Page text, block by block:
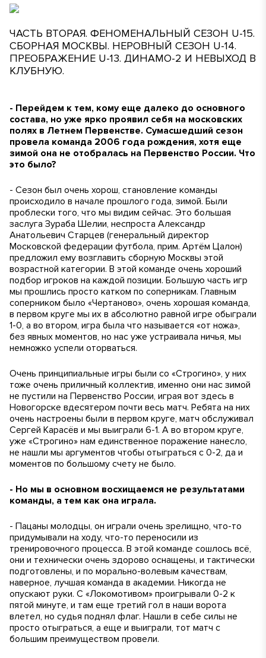
ЧАСТЬ ВТОРАЯ. ФЕНОМЕНАЛЬНЫЙ СЕЗОН U-15.
СБОРНАЯ МОСКВЫ. НЕРОВНЫЙ СЕЗОН U-14.
ПРЕОБРАЖЕНИЕ U-13. ДИНАМО-2 И НЕВЫХОД В
КЛУБНУЮ.
- Перейдем к тем, кому еще далеко до основного
состава, но уже ярко проявил себя на московских
полях в Летнем Первенстве. Сумасшедший сезон
провела команда 2006 года рождения, хотя еще
зимой она не отобралась на Первенство России. Что
это было?
- Сезон был очень хорош, становление команды
происходило в начале прошлого года, зимой. Были
проблески того, что мы видим сейчас. Это большая
заслуга Зураба Шелии, неспроста Александр
Анатольевич Старцев (генеральный директор
Московской федерации футбола, прим. Артём Цалон)
предложил ему возглавить сборную Москвы этой
возрастной категории. В этой команде очень хороший
подбор игроков на каждой позиции. Большую часть игр
мы прошлись просто катком по соперникам. Главным
соперником было «Чертаново», очень хорошая команда,
в первом круге мы их в абсолютно равной игре обыграли
1-0, а во втором, игра была что называется «от ножа»,
без явных моментов, но нас уже устраивала ничья, мы
немножко успели оторваться.
Очень принципиальные игры были со «Строгино», у них
тоже очень приличный коллектив, именно они нас зимой
не пустили на Первенство России, играя вот здесь в
Новогорске вдесятером почти весь матч. Ребята на них
очень настроены были в первом круге, матч обслуживал
Сергей Карасёв и мы выиграли 6-1. А во втором круге,
уже «Строгино» нам единственное поражение нанесло,
не нашли мы аргументов чтобы отыграться с 0-2, да и
моментов по большому счету не было.
- Но мы в основном восхищаемся не результатами
команды, а тем как она играла.
- Пацаны молодцы, он играли очень зрелищно, что-то
придумывали на ходу, что-то переносили из
тренировочного процесса. В этой команде сошлось всё,
они и технически очень здорово оснащены, и тактически
подготовлены, и по морально-волевым качествам,
наверное, лучшая команда в академии. Никогда не
опускают руки. С «Локомотивом» проигрывали 0-2 к
пятой минуте, и там еще третий гол в наши ворота
влетел, но судья поднял флаг. Нашли в себе силы не
просто отыграться, а еще и выиграли, тот матч с
большим преимуществом провели.